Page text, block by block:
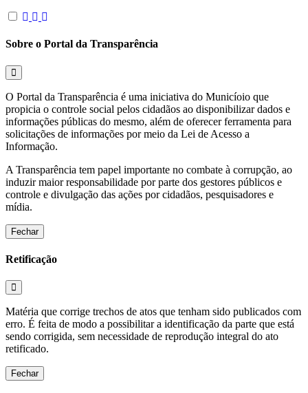
Sobre o Portal da Transparência
O Portal da Transparência é uma iniciativa do Municíoio que
propicia o controle social pelos cidadãos ao disponibilizar dados e
informações públicas do mesmo, além de oferecer ferramenta para
solicitações de informações por meio da Lei de Acesso a
Informação.
A Transparência tem papel importante no combate à corrupção, ao
induzir maior responsabilidade por parte dos gestores públicos e
controle e divulgação das ações por cidadãos, pesquisadores e
mídia.
Fechar
Retificação
Matéria que corrige trechos de atos que tenham sido publicados com
erro. É feita de modo a possibilitar a identificação da parte que está
sendo corrigida, sem necessidade de reprodução integral do ato
retificado.
Fechar